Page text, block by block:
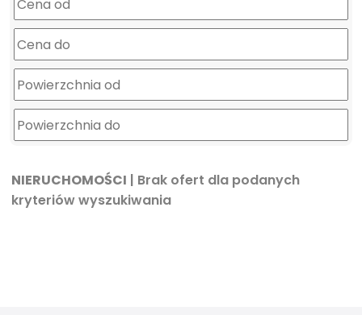
NIERUCHOMOŚCI | Brak ofert dla podanych
kryteriów wyszukiwania